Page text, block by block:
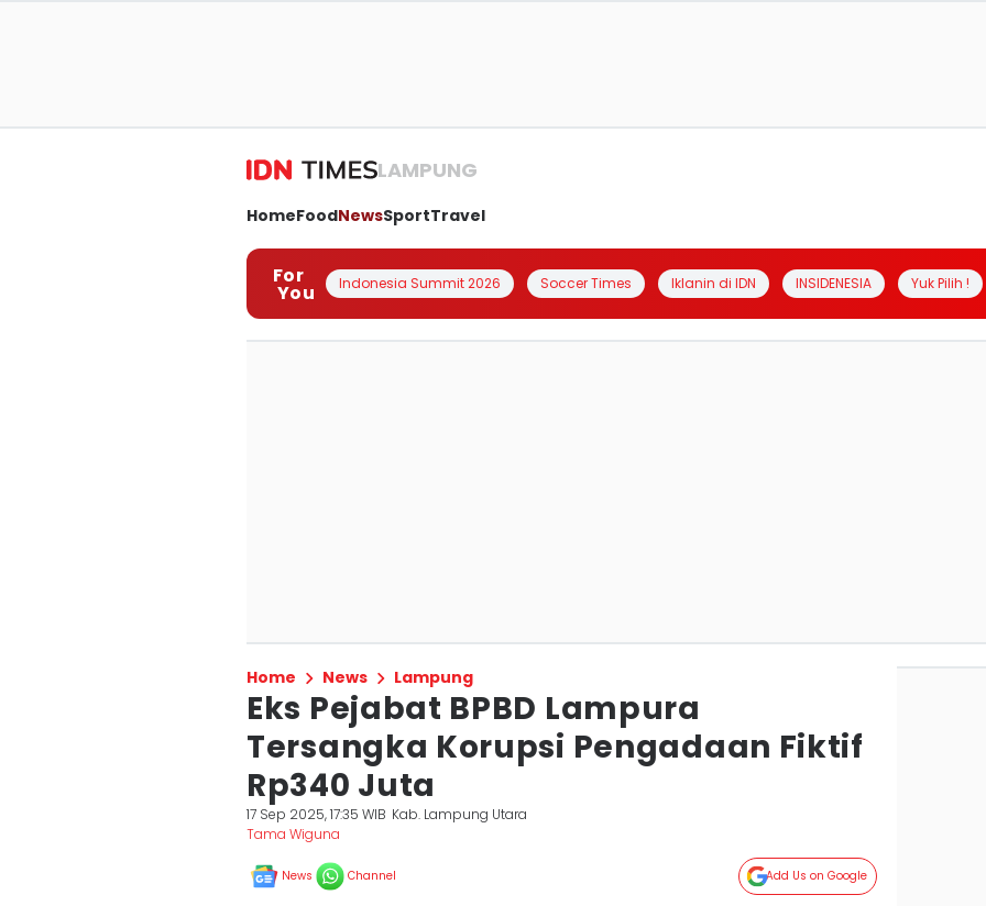
LAMPUNG
HomeFoodNewsSportTravel
For
You Indonesia Summit 2026 Soccer Times Iklanin di IDN INSIDENESIA Yuk Pilih !
Home News Lampung
Eks Pejabat BPBD Lampura
Tersangka Korupsi Pengadaan Fiktif
Rp340 Juta
17 Sep 2025, 17:35 WIB Kab. Lampung Utara
Tama Wiguna
News Channel Add Us on Google